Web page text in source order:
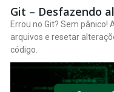
Git – Desfazendo
Errou no Git? Sem
arquivos e resetar
código.